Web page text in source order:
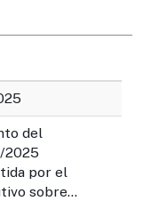
i
n
del
2025
por el
sobre...